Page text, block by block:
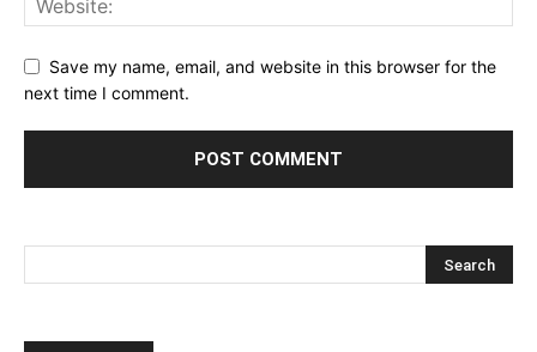
Save my name, email, and website in this browser for the
next time I comment.